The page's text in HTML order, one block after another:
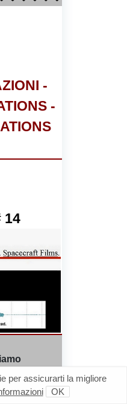
-
-
14
gli stessi
per assicurarti la migliore
OK